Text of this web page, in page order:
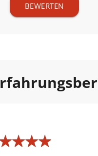
BEWERTEN
★★★
★★★